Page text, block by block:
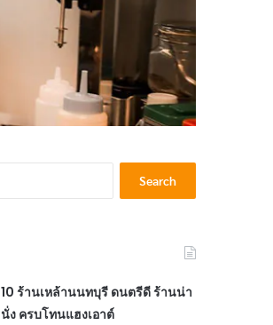
Search
for:
10 ร้านเหล้านนทบุรี ดนตรีดี ร้านน่า
นั่ง ครบโทนแฮงเอาต์